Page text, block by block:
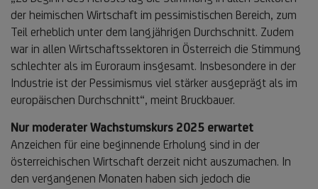
der heimischen Wirtschaft im pessimistischen Bereich, zum
Teil erheblich unter dem langjährigen Durchschnitt. Zudem
war in allen Wirtschaftssektoren in Österreich die Stimmung
schlechter als im Euroraum insgesamt. Insbesondere in der
Industrie ist der Pessimismus viel stärker ausgeprägt als im
europäischen Durchschnitt“, meint Bruckbauer.
Nur moderater Wachstumskurs 2025 erwartet
Anzeichen für eine beginnende Erholung sind in der
österreichischen Wirtschaft derzeit nicht auszumachen. In
den vergangenen Monaten haben sich jedoch die